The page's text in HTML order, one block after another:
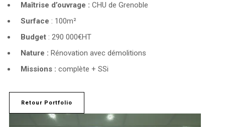
Maîtrise d’ouvrage : CHU de Grenoble
Surface : 100m²
Budget : 290 000€HT
Nature : Rénovation avec démolitions
Missions : complète + SSi
Retour Portfolio